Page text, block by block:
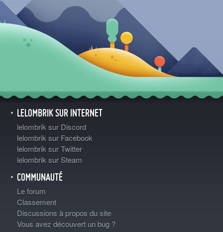
LELOMBRIK SUR INTERNET
lelombrik sur Discord
lelombrik sur Facebook
lelombrik sur Twitter
lelombrik sur Steam
COMMUNAUTÉ
Le forum
Classement
Discussions à propos du site
Vous avez découvert un bug ?